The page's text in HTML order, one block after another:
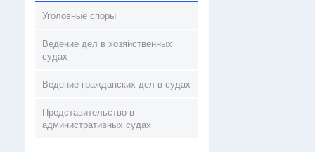
Уголовные споры
Ведение дел в хозяйственных
судах
Ведение гражданских дел в судах
Представительство в
административных судах